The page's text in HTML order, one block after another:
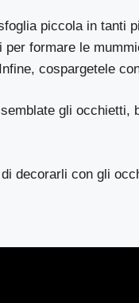
piccola in tanti
formare le
cospargetele
gli occhietti,
decorarli con gli